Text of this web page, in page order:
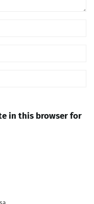
in this browser for